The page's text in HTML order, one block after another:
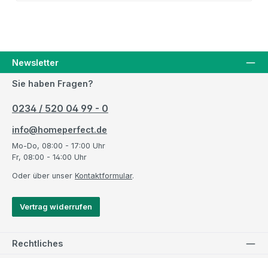
Newsletter
Sie haben Fragen?
0234 / 520 04 99 - 0
info@homeperfect.de
Mo-Do, 08:00 - 17:00 Uhr
Fr, 08:00 - 14:00 Uhr
Oder über unser Kontaktformular.
Vertrag widerrufen
Rechtliches